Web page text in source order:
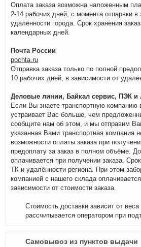
Оплата заказа возможна наложенным
2-14 рабочих дней, с момента отпарвки в
удалённости города. Срок хранения
календарных дней.
Почта России
pochta.ru
Отправка заказа только по полной
10 рабочих дней, в зависимости от
Деловые линии, Байкал сервис, ПЭК и
Если Вы знаете транспортную компанию
устраивает Вас больше, чем
сообщите нам об этом, и мы отправим
указанная Вами транспортная компания
возможности оплаты заказа при
предоплату за заказ в полном объёме.
оплачивается при получении заказа.
ТК и удалённости региона. При этом
компанией с нашего склада
зависимости от стоимости заказа.
Стоимость доставки зависит от
рассчитывается оператором при
Самовывоз из пунктов выдачи